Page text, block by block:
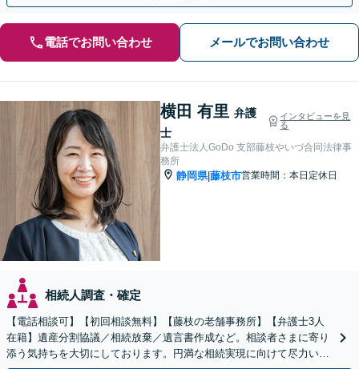
電話でお問い合わせ メールでお問い合わせ
横田 有里 弁護
士
インタビューを見
る
弁護士法人GoDo 支部藤枝やいづ合同法律事
務所
静岡県|藤枝市営業時間：本日定休日
相続人調査・確定
【電話相談可】【初回相談無料】【藤枝の老舗事務所】【弁護士3人
在籍】遺産分割協議／相続放棄／遺言書作成など。相談者さまに寄り
添う気持ちを大切にしております。円満な相続実現に向けて尽力いた